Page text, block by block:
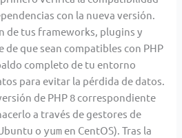
con la nueva versión.
de tus frameworks, plugins y
que sean compatibles con PHP
completo de tu entorno
para evitar la pérdida de datos.
de PHP 8 correspondiente
a través de gestores de
o yumen CentOS). Tras la